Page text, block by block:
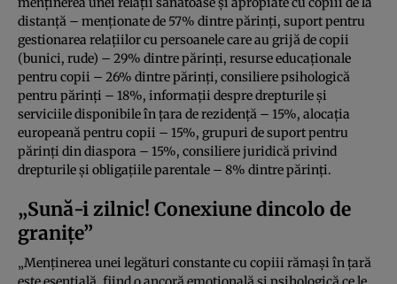
distanță – menționate de 57% dintre părinți, suport pentru
gestionarea relațiilor cu persoanele care au grijă de copii
(bunici, rude) – 29% dintre părinți, resurse educaționale
pentru copii – 26% dintre părinți, consiliere psihologică
pentru părinți – 18%, informații despre drepturile și
serviciile disponibile în țara de rezidență – 15%, alocația
europeană pentru copii – 15%, grupuri de suport pentru
părinți din diaspora – 15%, consiliere juridică privind
drepturile și obligațiile parentale – 8% dintre părinți.
„Sună-i zilnic! Conexiune dincolo de
granițe”
„Menținerea unei legături constante cu copiii rămași în țară